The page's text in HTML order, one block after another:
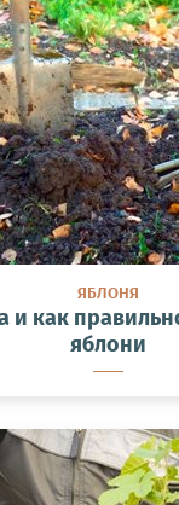
ЯБЛОНЯ
и как
яблони